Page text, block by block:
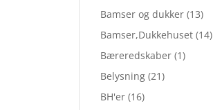
Bamser og dukker (13)
Bamser,Dukkehuset (14)
Bæreredskaber (1)
Belysning (21)
BH'er (16)